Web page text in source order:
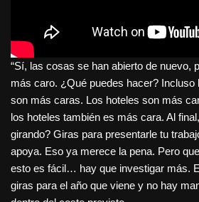
“Sí, las cosas se han abierto de nuevo,
más caro. ¿Qué puedes hacer? Incluso
son más caras. Los hoteles son más
los hoteles también es más cara. Al
girando? Giras para presentarle tu
apoya. Eso ya merece la pena. Pero
esto es fácil… hay que investigar más.
giras para el año que viene y no hay